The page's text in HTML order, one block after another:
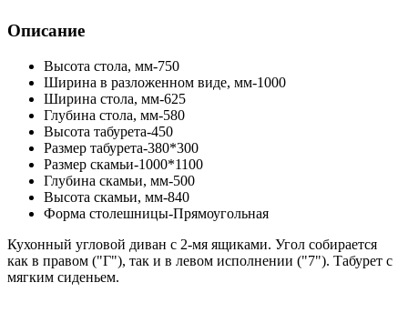
Описание
Высота стола, мм-750
Ширина в разложенном виде, мм-1000
Ширина стола, мм-625
Глубина стола, мм-580
Высота табурета-450
Размер табурета-380*300
Размер скамьи-1000*1100
Глубина скамьи, мм-500
Высота скамьи, мм-840
Форма столешницы-Прямоугольная
Кухонный угловой диван с 2-мя ящиками. Угол собирается
как в правом ("Г"), так и в левом исполнении ("7"). Табурет с
мягким сиденьем.